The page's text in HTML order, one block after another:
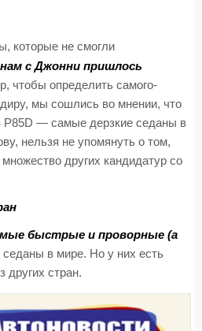
которые не смогли
с Джонни пришлось
чтобы определить самого-
мы сошлись во мнении, что
P85D — самые дерзкие седаны в
нельзя не упомянуть о том,
других кандидатур со
быстрые и проворные (а
в мире. Но у них есть
других стран.